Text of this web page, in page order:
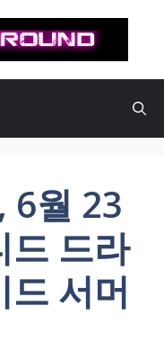
6월 23
드 드라
드 서머